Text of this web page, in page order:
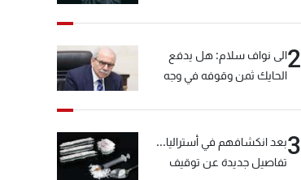
2الى نواف سلام: هل يدفع
الحايك ثمن وقوفه في وجه
3بعد انكشافهم في أستراليا...
تفاصيل جديدة عن توقيف